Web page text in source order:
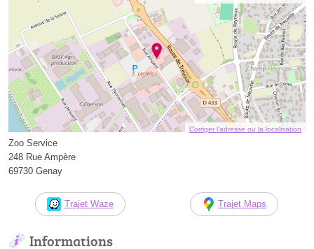
Corriger l’adresse ou la localisation
Zoo Service
248 Rue Ampère
69730 Genay
Trajet Waze Trajet Maps
Informations